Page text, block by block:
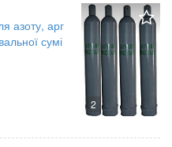
2
азоту, арг
сумі